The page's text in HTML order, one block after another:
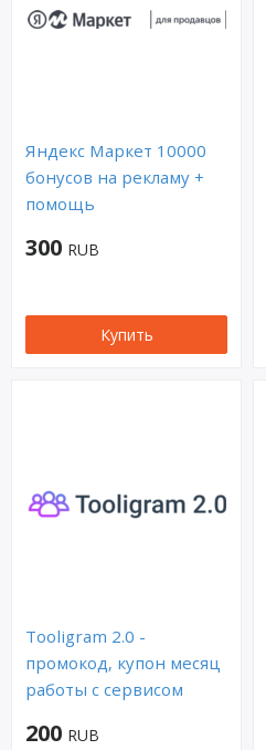
Яндекс Маркет 10000
бонусов на рекламу +
помощь
300 RUB
Купить
Tooligram 2.0 -
промокод, купон месяц
работы с сервисом
200 RUB